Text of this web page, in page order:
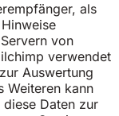
als
von
verwendet
Auswertung
Weiteren kann
Daten zur